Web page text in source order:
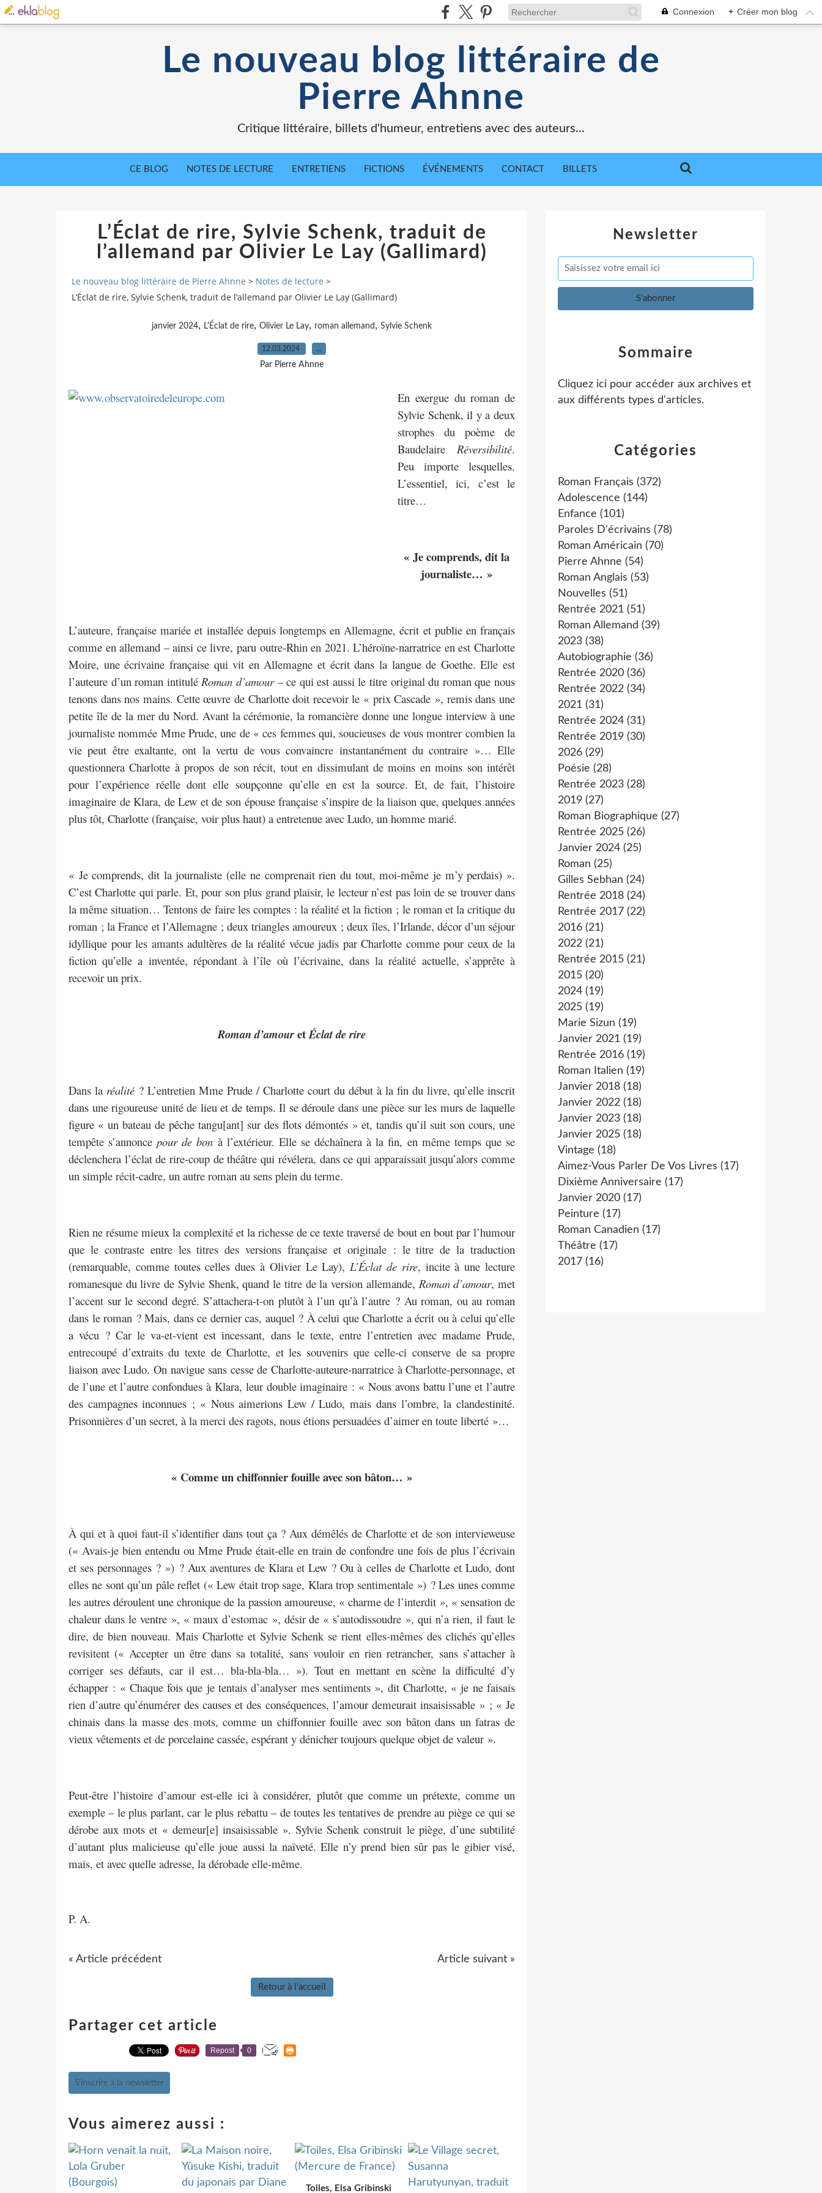
Connexion + Créer mon blog
Le nouveau blog littéraire de
Pierre Ahnne
Critique littéraire, billets d'humeur, entretiens avec des auteurs...
CE BLOG NOTES DE LECTURE ENTRETIENS FICTIONS ÉVÉNEMENTS CONTACT BILLETS
L’Éclat de rire, Sylvie Schenk, traduit de
l’allemand par Olivier Le Lay (Gallimard)
Le nouveau blog littéraire de Pierre Ahnne > Notes de lecture >
L’Éclat de rire, Sylvie Schenk, traduit de l’allemand par Olivier Le Lay (Gallimard)
janvier 2024, L'Éclat de rire, Olivier Le Lay, roman allemand , Sylvie Schenk
12.03.2024 …
Par Pierre Ahnne
En exergue du roman de
Sylvie Schenk, il y a deux
strophes du poème de
Baudelaire Réversibilité.
Peu importe lesquelles.
L’essentiel, ici, c’est le
titre…
« Je comprends, dit la
journaliste… »
L’auteure, française mariée et installée depuis longtemps en Allemagne, écrit et publie en français
comme en allemand – ainsi ce livre, paru outre-Rhin en 2021. L’héroïne-narratrice en est Charlotte
Moire, une écrivaine française qui vit en Allemagne et écrit dans la langue de Goethe. Elle est
l’auteure d’un roman intitulé Roman d’amour– ce qui est aussi le titre original du roman que nous
tenons dans nos mains. Cette œuvre de Charlotte doit recevoir le « prix Cascade », remis dans une
petite île de la mer du Nord. Avant la cérémonie, la romancière donne une longue interview à une
journaliste nommée Mme Prude, une de « ces femmes qui, soucieuses de vous montrer combien la
vie peut être exaltante, ont la vertu de vous convaincre instantanément du contraire »… Elle
questionnera Charlotte à propos de son récit, tout en dissimulant de moins en moins son intérêt
pour l’expérience réelle dont elle soupçonne qu’elle en est la source. Et, de fait, l’histoire
imaginaire de Klara, de Lew et de son épouse française s’inspire de la liaison que, quelques années
plus tôt, Charlotte (française, voir plus haut) a entretenue avec Ludo, un homme marié.
« Je comprends, dit la journaliste (elle ne comprenait rien du tout, moi-même je m’y perdais) ».
C’est Charlotte qui parle. Et, pour son plus grand plaisir, le lecteur n’est pas loin de se trouver dans
la même situation… Tentons de faire les comptes : la réalité et la fiction ; le roman et la critique du
roman ; la France et l’Allemagne ; deux triangles amoureux ; deux îles, l’Irlande, décor d’un séjour
idyllique pour les amants adultères de la réalité vécue jadis par Charlotte comme pour ceux de la
fiction qu’elle a inventée, répondant à l’île où l’écrivaine, dans la réalité actuelle, s’apprête à
recevoir un prix.
Roman d’amouretÉclat de rire
Dans la réalité ? L’entretien Mme Prude / Charlotte court du début à la fin du livre, qu’elle inscrit
dans une rigoureuse unité de lieu et de temps. Il se déroule dans une pièce sur les murs de laquelle
figure « un bateau de pêche tangu[ant] sur des flots démontés » et, tandis qu’il suit son cours, une
tempête s’annoncepour de bon à l’extérieur. Elle se déchaînera à la fin, en même temps que se
déclenchera l’éclat de rire-coup de théâtre qui révélera, dans ce qui apparaissait jusqu’alors comme
un simple récit-cadre, un autre roman au sens plein du terme.
Rien ne résume mieux la complexité et la richesse de ce texte traversé de bout en bout par l’humour
que le contraste entre les titres des versions française et originale : le titre de la traduction
(remarquable, comme toutes celles dues à Olivier Le Lay), L’Éclat de rire, incite à une lecture
romanesque du livre de Sylvie Shenk, quand le titre de la version allemande, Roman d’amour, met
l’accent sur le second degré. S’attachera-t-on plutôt à l’un qu’à l’autre ? Au roman, ou au roman
dans le roman ? Mais, dans ce dernier cas, auquel ? À celui que Charlotte a écrit ou à celui qu’elle
a vécu ? Car le va-et-vient est incessant, dans le texte, entre l’entretien avec madame Prude,
entrecoupé d’extraits du texte de Charlotte, et les souvenirs que celle-ci conserve de sa propre
liaison avec Ludo. On navigue sans cesse de Charlotte-auteure-narratrice à Charlotte-personnage, et
de l’une et l’autre confondues à Klara, leur double imaginaire : « Nous avons battu l’une et l’autre
des campagnes inconnues ; « Nous aimerions Lew / Ludo, mais dans l’ombre, la clandestinité.
Prisonnières d’un secret, à la merci des ragots, nous étions persuadées d’aimer en toute liberté »…
« Comme un chiffonnier fouille avec son bâton… »
À qui et à quoi faut-il s’identifier dans tout ça ? Aux démêlés de Charlotte et de son intervieweuse
(« Avais-je bien entendu ou Mme Prude était-elle en train de confondre une fois de plus l’écrivain
et ses personnages ? ») ? Aux aventures de Klara et Lew ? Ou à celles de Charlotte et Ludo, dont
elles ne sont qu’un pâle reflet (« Lew était trop sage, Klara trop sentimentale ») ? Les unes comme
les autres déroulent une chronique de la passion amoureuse, « charme de l’interdit », « sensation de
chaleur dans le ventre », « maux d’estomac », désir de « s’autodissoudre », qui n’a rien, il faut le
dire, de bien nouveau. Mais Charlotte et Sylvie Schenk se rient elles-mêmes des clichés qu’elles
revisitent (« Accepter un être dans sa totalité, sans vouloir en rien retrancher, sans s’attacher à
corriger ses défauts, car il est… bla-bla-bla… »). Tout en mettant en scène la difficulté d’y
échapper : « Chaque fois que je tentais d’analyser mes sentiments », dit Charlotte, « je ne faisais
rien d’autre qu’énumérer des causes et des conséquences, l’amour demeurait insaisissable » ; « Je
chinais dans la masse des mots, comme un chiffonnier fouille avec son bâton dans un fatras de
vieux vêtements et de porcelaine cassée, espérant y dénicher toujours quelque objet de valeur ».
Peut-être l’histoire d’amour est-elle ici à considérer, plutôt que comme un prétexte, comme un
exemple – le plus parlant, car le plus rebattu – de toutes les tentatives de prendre au piège ce qui se
dérobe aux mots et « demeur[e] insaisissable ». Sylvie Schenk construit le piège, d’une subtilité
d’autant plus malicieuse qu’elle joue aussi la naïveté. Elle n’y prend bien sûr pas le gibier visé,
mais, et avec quelle adresse, la dérobade elle-même.
P. A.
« Article précédent Article suivant »
Retour à l'accueil
Partager cet article
Repost 0
S'inscrire à la newsletter
Vous aimerez aussi :
Toiles, Elsa Gribinski
Newsletter
Catégories
Roman Français (372)
Adolescence (144)
Enfance (101)
Paroles D'écrivains (78)
Roman Américain (70)
Pierre Ahnne (54)
Roman Anglais (53)
Nouvelles (51)
Rentrée 2021 (51)
Roman Allemand (39)
2023 (38)
Autobiographie (36)
Rentrée 2020 (36)
Rentrée 2022 (34)
2021 (31)
Rentrée 2024 (31)
Rentrée 2019 (30)
2026 (29)
Poésie (28)
Rentrée 2023 (28)
2019 (27)
Roman Biographique (27)
Rentrée 2025 (26)
Janvier 2024 (25)
Roman (25)
Gilles Sebhan (24)
Rentrée 2018 (24)
Rentrée 2017 (22)
2016 (21)
2022 (21)
Rentrée 2015 (21)
2015 (20)
2024 (19)
2025 (19)
Marie Sizun (19)
Janvier 2021 (19)
Rentrée 2016 (19)
Roman Italien (19)
Janvier 2018 (18)
Janvier 2022 (18)
Janvier 2023 (18)
Janvier 2025 (18)
Vintage (18)
Aimez-Vous Parler De Vos Livres (17)
Dixième Anniversaire (17)
Janvier 2020 (17)
Peinture (17)
Roman Canadien (17)
Théâtre (17)
2017 (16)
Sommaire
Cliquez ici pour accéder aux archives et
aux différents types d'articles.